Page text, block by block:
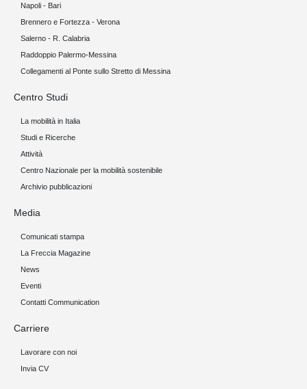
Napoli - Bari
Brennero e Fortezza - Verona
Salerno - R. Calabria
Raddoppio Palermo-Messina
Collegamenti al Ponte sullo Stretto di Messina
Centro Studi
La mobilità in Italia
Studi e Ricerche
Attività
Centro Nazionale per la mobilità sostenibile
Archivio pubblicazioni
Media
Comunicati stampa
La Freccia Magazine
News
Eventi
Contatti Communication
Carriere
Lavorare con noi
Invia CV